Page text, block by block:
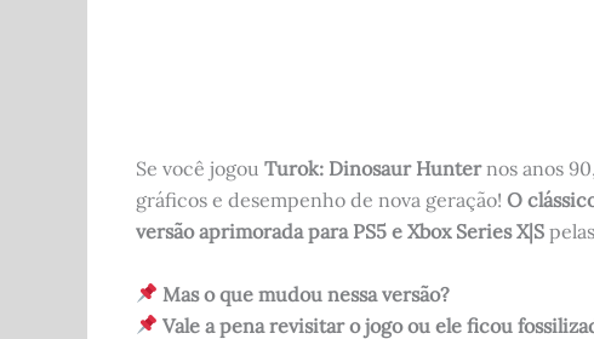
Se você jogou Turok: Dinosaur Hunternos anos
gráficos e desempenho de nova geração! O
versão aprimorada para PS5 e Xbox Series X|S
Mas o que mudou nessa versão?
Vale a pena revisitar o jogo ou ele ficou